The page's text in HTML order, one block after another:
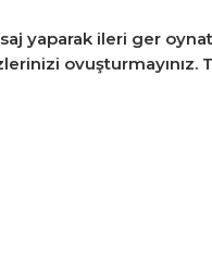
yaparak ileri ger
ovuşturmayınız.